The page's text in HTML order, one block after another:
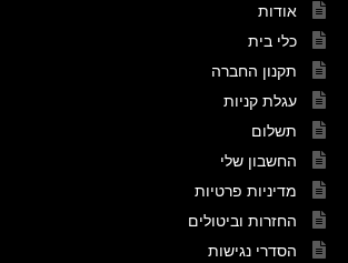
אודות
כלי בית
תקנון החברה
עגלת קניות
תשלום
החשבון שלי
מדיניות פרטיות
החזרות וביטולים
הסדרי נגישות